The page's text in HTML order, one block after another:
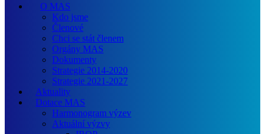
O MAS
Kdo jsme
Členové
Chci se stát členem
Orgány MAS
Dokumenty
Strategie 2014-2020
Strategie 2021-2027
Aktuality
Dotace MAS
Harmonogram výzev
Aktuální výzvy